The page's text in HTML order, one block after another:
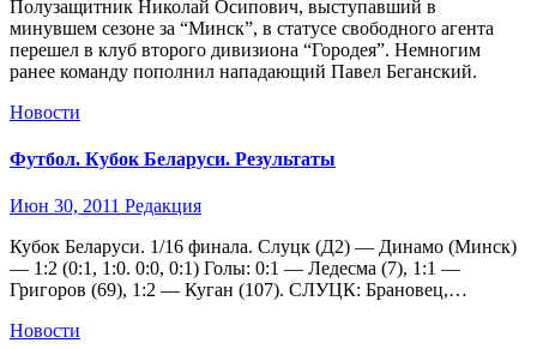
Полузащитник Николай Осипович, выступавший в
минувшем сезоне за “Минск”, в статусе свободного агента
перешел в клуб второго дивизиона “Городея”. Немногим
ранее команду пополнил нападающий Павел Беганский.
Новости
Футбол. Кубок Беларуси. Результаты
Июн 30, 2011 Редакция
Кубок Беларуси. 1/16 финала. Слуцк (Д2) — Динамо (Минск)
— 1:2 (0:1, 1:0. 0:0, 0:1) Голы: 0:1 — Ледесма (7), 1:1 —
Григоров (69), 1:2 — Куган (107). СЛУЦК: Брановец,…
Новости